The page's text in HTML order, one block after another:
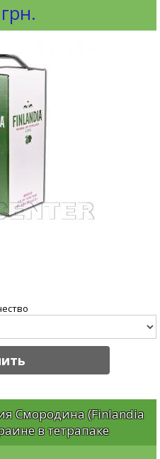
Смородина (Finlandia
в тетрапаке